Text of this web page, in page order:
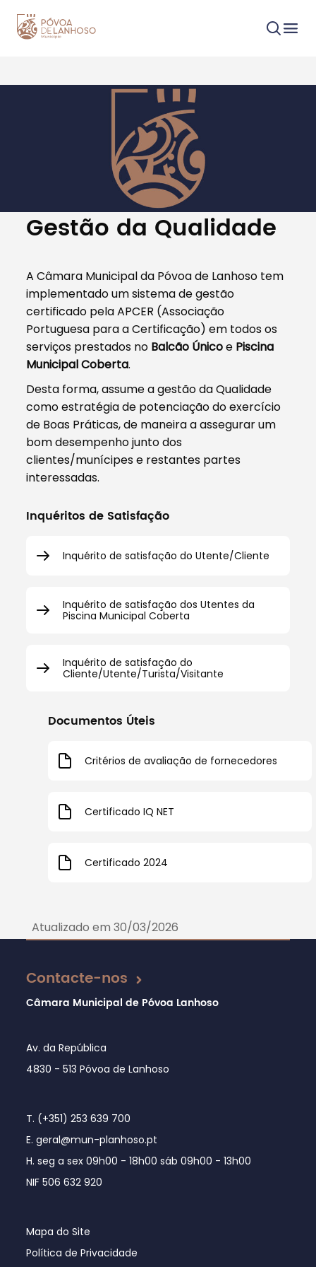
Tipo de conteúdo
Filtros
Gestão da Qualidade
A Câmara Municipal da Póvoa de Lanhoso tem
implementado um sistema de gestão
certificado pela APCER (Associação
Portuguesa para a Certificação) em todos os
serviços prestados no Balcão Únicoe Piscina
Municipal Coberta.
Desta forma, assume a gestão da Qualidade
como estratégia de potenciação do exercício
de Boas Práticas, de maneira a assegurar um
bom desempenho junto dos
clientes/munícipes e restantes partes
interessadas.
Inquéritos de Satisfação
Inquérito de satisfação do Utente/Cliente
Inquérito de satisfação dos Utentes da
Piscina Municipal Coberta
Inquérito de satisfação do
Cliente/Utente/Turista/Visitante
Documentos Úteis
Critérios de avaliação de fornecedores
Certificado IQ NET
Certificado 2024
Atualizado em 30/03/2026
Contacte-nos
Câmara Municipal de Póvoa Lanhoso
Av. da República
4830 - 513 Póvoa de Lanhoso
T. (+351) 253 639 700
E. geral@mun-planhoso.pt
H. seg a sex 09h00 - 18h00 sáb 09h00 - 13h00
NIF 506 632 920
Mapa do Site
Política de Privacidade